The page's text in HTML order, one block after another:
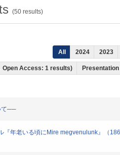
(50 results)
All 2024 2023
Access: 1 results)
て──
年老いる頃にMire megvenulunk』（